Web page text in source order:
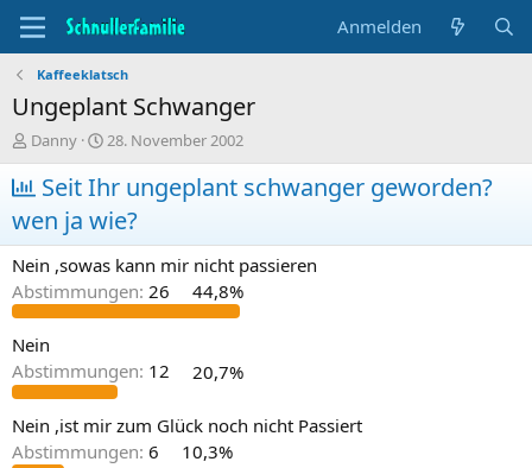
Anmelden
Kaffeeklatsch
Ungeplant Schwanger
T
h
e
m
e
n
s
t
a
t
e
r
Danny
B
e
g
i
n
n
d
a
t
28. November 2002
Seit Ihr ungeplant schwanger geworden?
wen ja wie?
Nein ,sowas kann mir nicht passieren
Abstimmungen: 26 44,8%
Nein
Abstimmungen: 12 20,7%
Nein ,ist mir zum Glück noch nicht Passiert
Abstimmungen: 6 10,3%